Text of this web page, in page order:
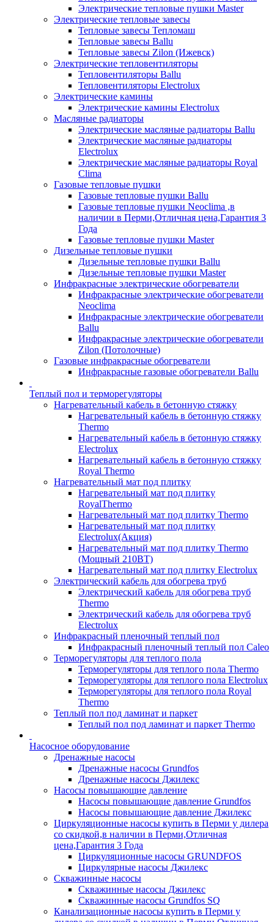
Электрические тепловые пушки Master
Электрические тепловые завесы
Тепловые завесы Тепломаш
Тепловые завесы Ballu
Тепловые завесы Zilon (Ижевск)
Электрические тепловентиляторы
Тепловентиляторы Ballu
Тепловентиляторы Electrolux
Электрические камины
Электрические камины Electrolux
Масляные радиаторы
Электрические масляные радиаторы Ballu
Электрические масляные радиаторы
Electrolux
Электрические масляные радиаторы Royal
Clima
Газовые тепловые пушки
Газовые тепловые пушки Ballu
Газовые тепловые пушки Neoclima ,в
наличии в Перми,Отличная цена,Гарантия 3
Года
Газовые тепловые пушки Master
Дизельные тепловые пушки
Дизельные тепловые пушки Ballu
Дизельные тепловые пушки Master
Инфракрасные электрические обогреватели
Инфракрасные электрические обогреватели
Neoclima
Инфракрасные электрические обогреватели
Ballu
Инфракрасные электрические обогреватели
Zilon (Потолочные)
Газовые инфракрасные обогреватели
Инфракрасные газовые обогреватели Ballu
Теплый пол и терморегуляторы
Нагревательный кабель в бетонную стяжку
Нагревательный кабель в бетонную стяжку
Thermo
Нагревательный кабель в бетонную стяжку
Electrolux
Нагревательный кабель в бетонную стяжку
Royal Thermo
Нагревательный мат под плитку
Нагревательный мат под плитку
RoyalThermo
Нагревательный мат под плитку Thermo
Нагревательный мат под плитку
Electrolux(Акция)
Нагревательный мат под плитку Thermo
(Мощный 210ВТ)
Нагревательный мат под плитку Electrolux
Электрический кабель для обогрева труб
Электрический кабель для обогрева труб
Thermo
Электрический кабель для обогрева труб
Electrolux
Инфракрасный пленочный теплый пол
Инфракрасный пленочный теплый пол Caleo
Терморегуляторы для теплого пола
Терморегуляторы для теплого пола Thermo
Терморегуляторы для теплого пола Electrolux
Терморегуляторы для теплого пола Royal
Thermo
Теплый пол под ламинат и паркет
Теплый пол под ламинат и паркет Thermo
Насосное оборудование
Дренажные насосы
Дренажные насосы Grundfos
Дренажные насосы Джилекс
Насосы повышающие давление
Насосы повышающие давление Grundfos
Насосы повышающие давление Джилекс
Циркуляционные насосы купить в Перми у дилера
со скидкой,в наличии в Перми,Отличная
цена,Гарантия 3 Года
Циркуляционные насосы GRUNDFOS
Циркулярные насосы Джилекс
Скважинные насосы
Скважинные насосы Джилекс
Скважинные насосы Grundfos SQ
Канализационные насосы купить в Перми у